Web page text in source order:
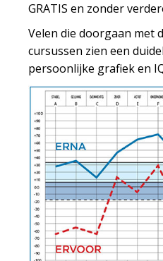
GRATIS en zonder
Velen die doorgaan met
cursussen zien een
persoonlijke grafiek en